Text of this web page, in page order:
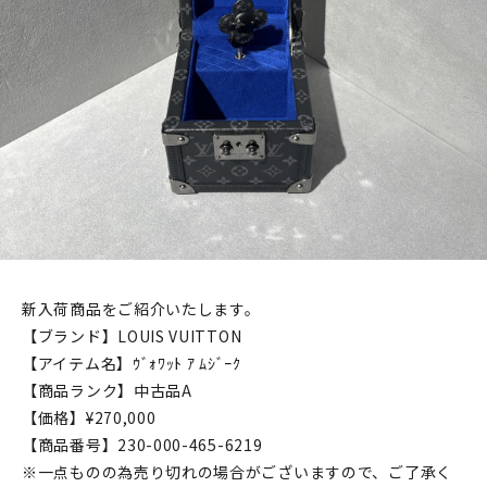
新入荷商品をご紹介いたします。
【ブランド】LOUIS VUITTON
【アイテム名】ｳﾞｫﾜｯﾄ ｱ ﾑｼﾞｰｸ
【商品ランク】中古品A
【価格】¥270,000
【商品番号】230-000-465-6219
※一点ものの為売り切れの場合がございますので、ご了承く